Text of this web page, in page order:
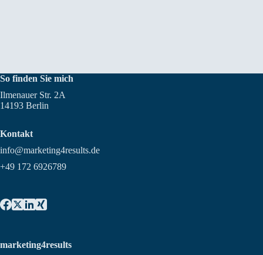
So finden Sie mich
Ilmenauer Str. 2A
14193 Berlin
Kontakt
info@marketing4results.de
+49 172 6926789
marketing4results